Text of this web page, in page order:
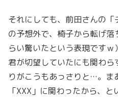
それにしても、前田さんの「
の予想外で、椅子から転げ
らい驚いたという表現ですｗ
君が切望していたにも関わ
りがこうもあっさりと…。ま
「XXX」に関わったから、